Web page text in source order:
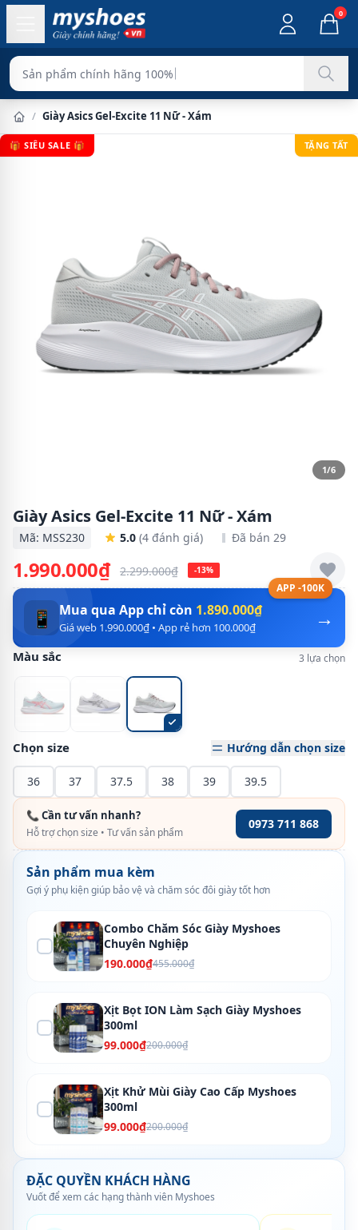
0
Sản phẩm chính hãng 100%
/ Giày Asics Gel-Excite 11 Nữ - Xám
🎁 SIÊU SALE 🎁 TẶNG TẤT
1/6
Giày Asics Gel-Excite 11 Nữ - Xám
Mã: MSS230 5.0 (4 đánh giá) Đã bán 29
1.990.000₫ 2.299.000₫ -13%
APP -100K
→
📱 Mua qua App chỉ còn 1.890.000₫
Giá web 1.990.000₫ • App rẻ hơn 100.000₫
Màu sắc 3 lựa chọn
Chọn size Hướng dẫn chọn size
36 37 37.5 38 39 39.5
📞 Cần tư vấn nhanh?
Hỗ trợ chọn size • Tư vấn sản phẩm
0973 711 868
Sản phẩm mua kèm
Gợi ý phụ kiện giúp bảo vệ và chăm sóc đôi giày tốt hơn
Combo Chăm Sóc Giày Myshoes
Chuyên Nghiệp
190.000₫455.000₫
Xịt Bọt ION Làm Sạch Giày Myshoes
300ml
99.000₫200.000₫
Xịt Khử Mùi Giày Cao Cấp Myshoes
300ml
99.000₫200.000₫
ĐẶC QUYỀN KHÁCH HÀNG
Vuốt để xem các hạng thành viên Myshoes